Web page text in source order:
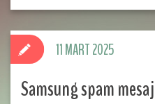
Samsung spam
11 MART 2025